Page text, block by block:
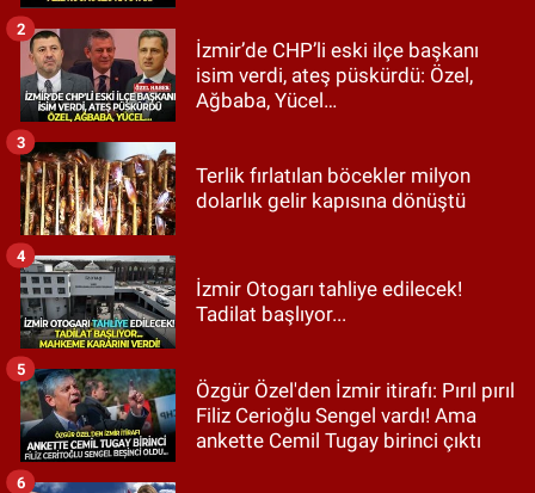
İzmir’de CHP’li eski ilçe başkanı
isim verdi, ateş püskürdü: Özel,
Ağbaba, Yücel…
2
Terlik fırlatılan böcekler milyon
dolarlık gelir kapısına dönüştü
3
İzmir Otogarı tahliye edilecek!
Tadilat başlıyor...
4
Özgür Özel'den İzmir itirafı: Pırıl pırıl
Filiz Cerioğlu Sengel vardı! Ama
ankette Cemil Tugay birinci çıktı
5
6